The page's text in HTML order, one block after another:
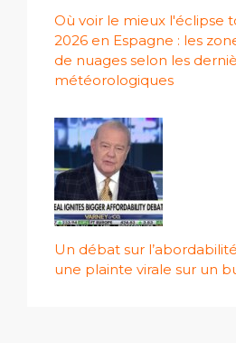
Où voir le mieux l'éclipse
2026 en Espagne : les
de nuages ​​selon les
météorologiques
Un débat sur
une plainte virale sur un